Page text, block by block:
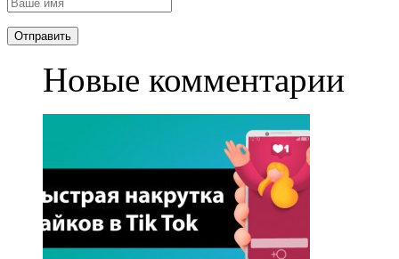
Новые комментарии